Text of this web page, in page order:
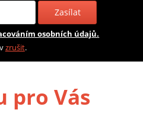
Zasílat
osobních údajů.
zrušit.
pro Vás